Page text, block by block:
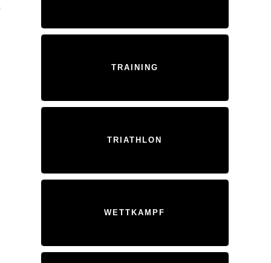
TRAINING
TRIATHLON
WETTKAMPF